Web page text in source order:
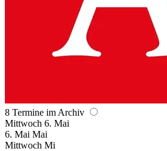
8 Termine im Archiv
Mittwoch 6. Mai
6. Mai Mai
Mittwoch Mi